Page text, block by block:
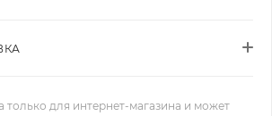
только для интернет-магазина и может